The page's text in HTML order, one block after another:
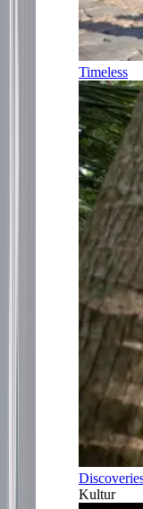
Timeless
Kultur